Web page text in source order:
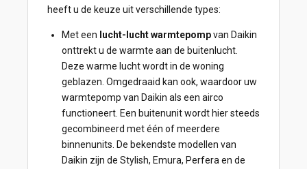
heeft u de keuze uit verschillende types:
Met een lucht-lucht warmtepompvan Daikin
onttrekt u de warmte aan de buitenlucht.
Deze warme lucht wordt in de woning
geblazen. Omgedraaid kan ook, waardoor uw
warmtepomp van Daikin als een airco
functioneert. Een buitenunit wordt hier steeds
gecombineerd met één of meerdere
binnenunits. De bekendste modellen van
Daikin zijn de Stylish, Emura, Perfera en de